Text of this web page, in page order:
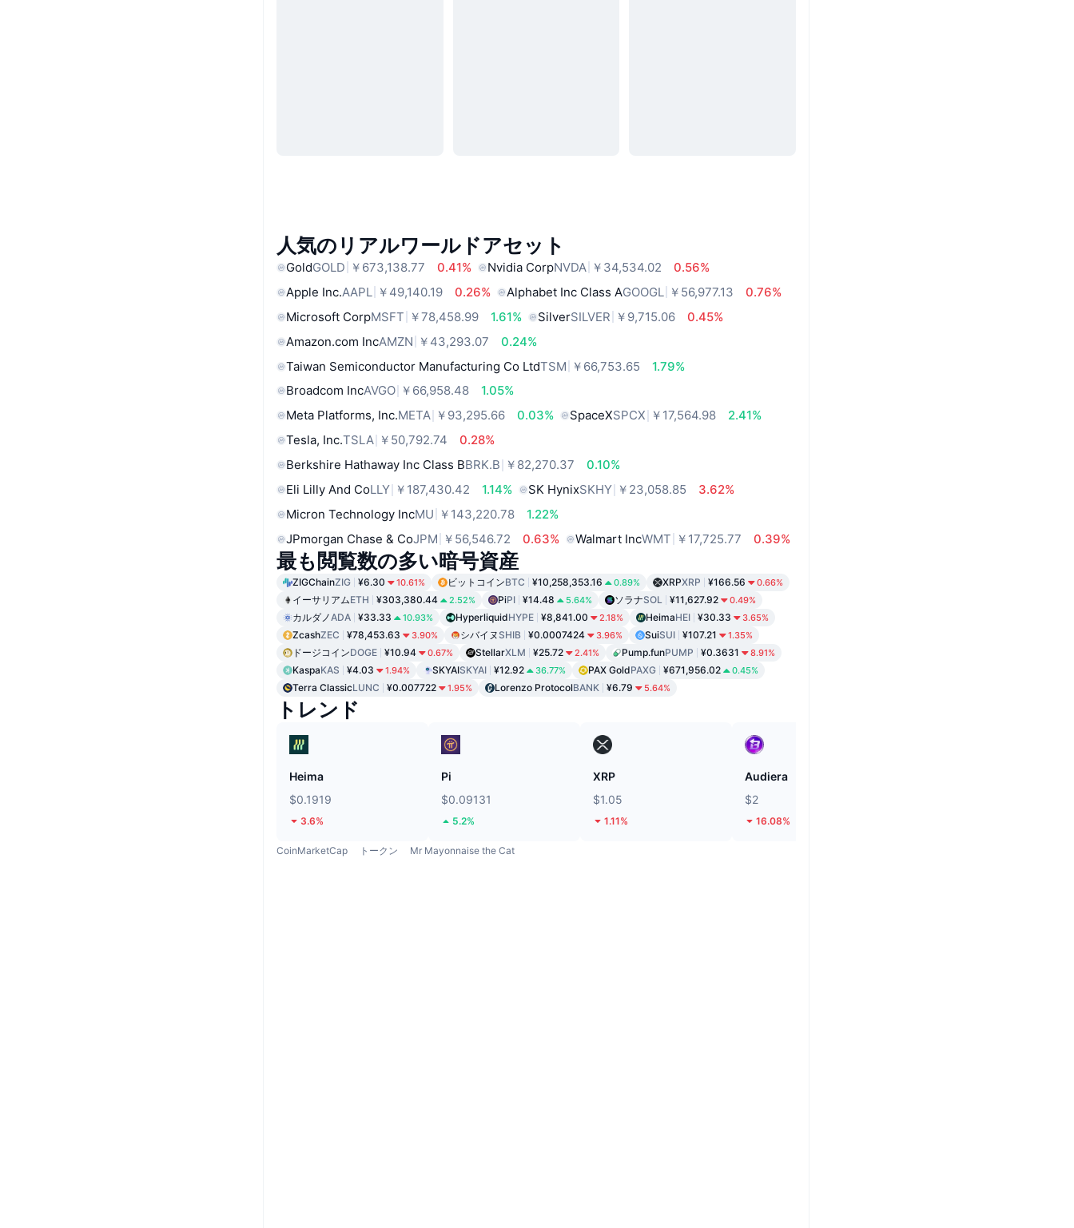
人気のリアルワールドアセット
GoldGOLD ￥673,138.77 0.41% Nvidia CorpNVDA ￥34,534.02
0.56%
Apple Inc.AAPL ￥49,140.19 0.26% Alphabet Inc Class AGOOGL ￥56,977.13
0.76%
Microsoft CorpMSFT ￥78,458.99 1.61% SilverSILVER ￥9,715.06
0.45%
Amazon.com IncAMZN ￥43,293.07
0.24%
Taiwan Semiconductor Manufacturing Co LtdTSM ￥66,753.65
1.79%
Broadcom IncAVGO ￥66,958.48
1.05%
Meta Platforms, Inc.META ￥93,295.66 0.03% SpaceXSPCX ￥17,564.98
2.41%
Tesla, Inc.TSLA ￥50,792.74
0.28%
Berkshire Hathaway Inc Class BBRK.B ￥82,270.37
0.10%
Eli Lilly And CoLLY ￥187,430.42 1.14% SK HynixSKHY ￥23,058.85
3.62%
Micron Technology IncMU ￥143,220.78
1.22%
JPmorgan Chase & CoJPM ￥56,546.72 0.63% Walmart IncWMT ￥17,725.77 0.39%
最も閲覧数の多い暗号資産
ZIGChainZIG ¥6.30 10.61% ビットコインBTC ¥10,258,353.16 0.89% XRPXRP ¥166.56 0.66%
イーサリアムETH ¥303,380.44 2.52% PiPI ¥14.48 5.64% ソラナSOL ¥11,627.92 0.49%
カルダノADA ¥33.33 10.93% HyperliquidHYPE ¥8,841.00 2.18% HeimaHEI ¥30.33 3.65%
ZcashZEC ¥78,453.63 3.90% シバイヌ SHIB ¥0.0007424 3.96% SuiSUI ¥107.21 1.35%
ドージコインDOGE ¥10.94 0.67% StellarXLM ¥25.72 2.41% Pump.funPUMP ¥0.3631 8.91%
KaspaKAS ¥4.03 1.94% SKYAISKYAI ¥12.92 36.77% PAX GoldPAXG ¥671,956.02 0.45%
Terra ClassicLUNC ¥0.007722 1.95% Lorenzo ProtocolBANK ¥6.79 5.64%
トレンド
Heima
$0.1919
3.6%
Pi
$0.09131
5.2%
XRP
$1.05
1.11%
Audiera
$2
16.08%
CoinMarketCap トークン Mr Mayonnaise the Cat